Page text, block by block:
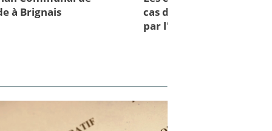
à Brignais
cas d'inondations : des
par l'IRMa et la mission